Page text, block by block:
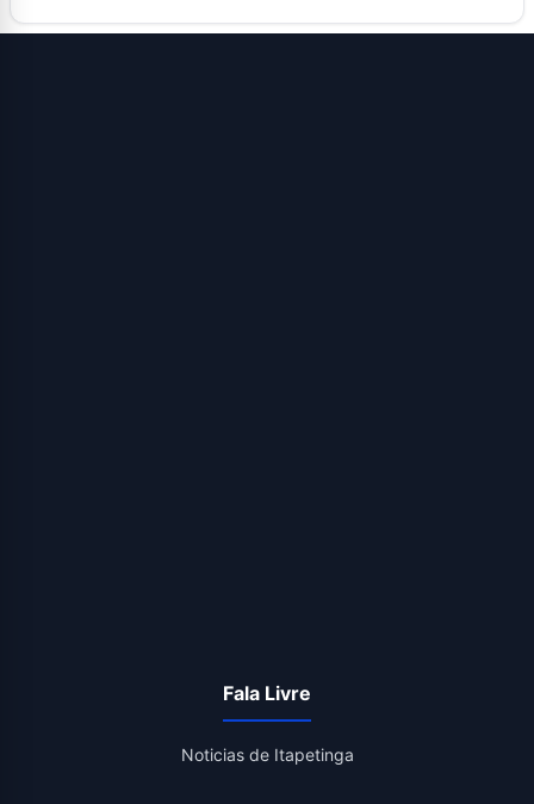
Fala Livre
Noticias de Itapetinga